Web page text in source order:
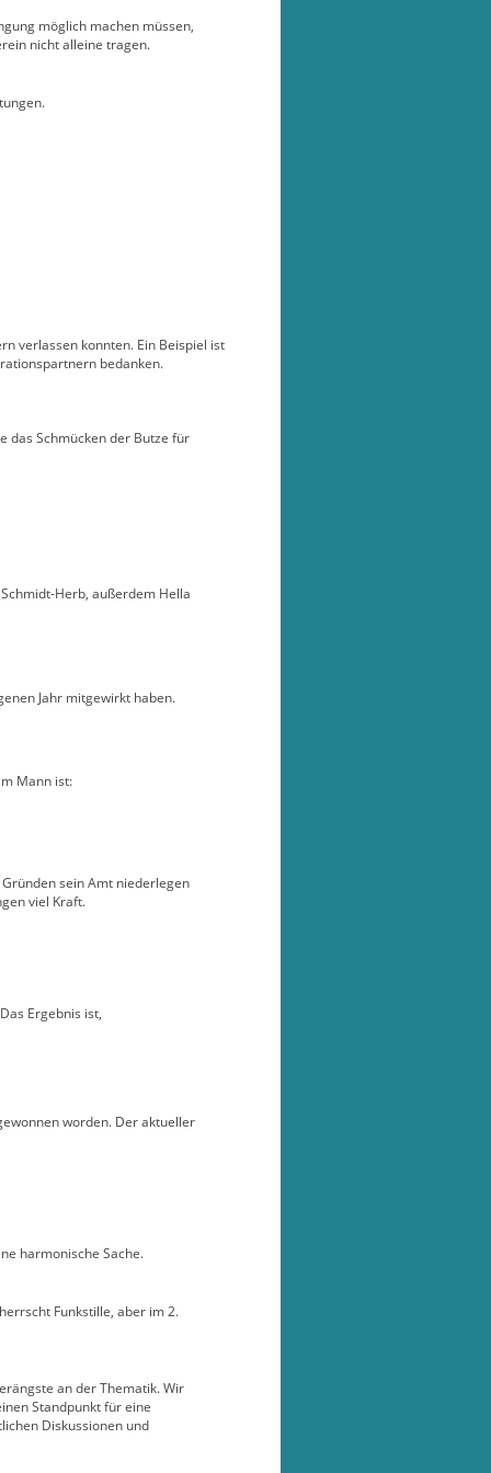
möglich machen müssen,
nicht alleine tragen.
verlassen konnten. Ein Beispiel ist
bedanken.
das Schmücken der Butze für
Herb, außerdem Hella
Jahr mitgewirkt haben.
Mann ist:
sein Amt niederlegen
viel Kraft.
Ergebnis ist,
worden. Der aktueller
harmonische Sache.
Funkstille, aber im 2.
an der Thematik. Wir
Standpunkt für eine
Diskussionen und